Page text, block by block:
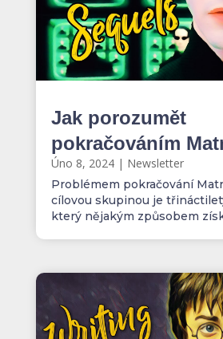
Jak porozumět
pokračováním
Úno 8, 2024| Newsletter
Problémem pokračování
cílovou skupinou je
který nějakým způsobem